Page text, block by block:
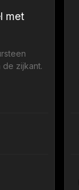
met
zijkant.